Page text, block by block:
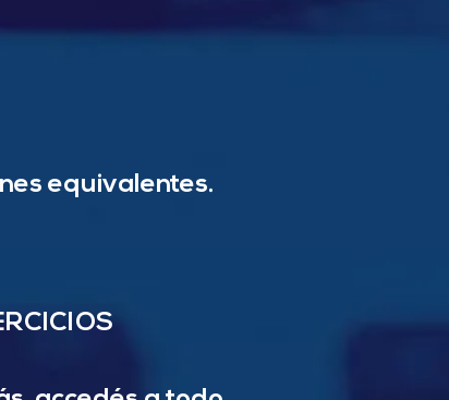
equivalentes.